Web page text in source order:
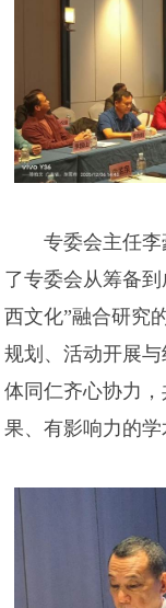
专委会主任
了专委会从筹备
西文化”融合研究
规划、活动开展
体同仁齐心协力
果、有影响力的学